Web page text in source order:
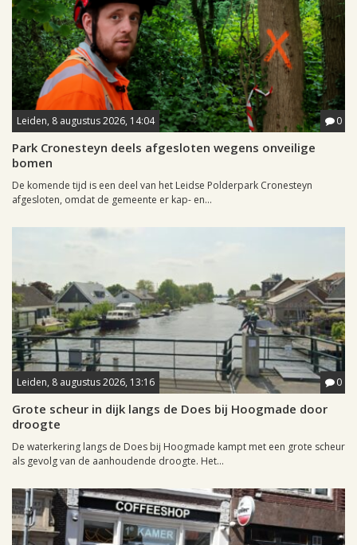
Leiden, 8 augustus 2026, 14:04 0
Park Cronesteyn deels afgesloten wegens onveilige
bomen
De komende tijd is een deel van het Leidse Polderpark Cronesteyn
afgesloten, omdat de gemeente er kap- en...
Leiden, 8 augustus 2026, 13:16 0
Grote scheur in dijk langs de Does bij Hoogmade door
droogte
De waterkering langs de Does bij Hoogmade kampt met een grote scheur
als gevolg van de aanhoudende droogte. Het...